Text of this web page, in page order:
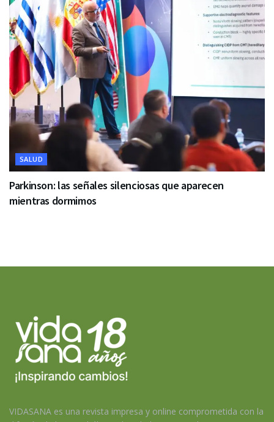
SALUD
Parkinson: las señales silenciosas que aparecen
mientras dormimos
VIDASANA es una revista impresa y online comprometida con la